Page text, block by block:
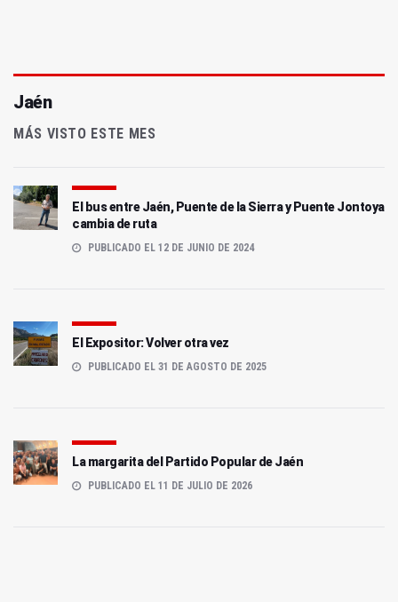
Jaén
MÁS VISTO ESTE MES
El bus entre Jaén, Puente de la Sierra y Puente Jontoya
cambia de ruta
PUBLICADO EL 12 DE JUNIO DE 2024
El Expositor: Volver otra vez
PUBLICADO EL 31 DE AGOSTO DE 2025
La margarita del Partido Popular de Jaén
PUBLICADO EL 11 DE JULIO DE 2026